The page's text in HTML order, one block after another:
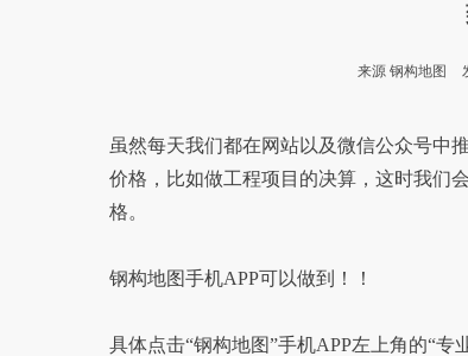
来源 钢构地图
虽然每天我们都在网站以及微信公众号中
价格，比如做工程项目的决算，这时我们
格。
钢构地图手机APP可以做到！！
具体点击“钢构地图”手机APP左上角的“专